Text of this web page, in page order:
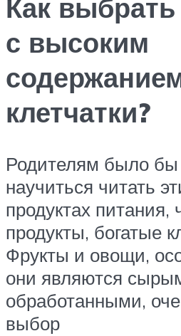
Как
с высоким
клетчатки?
Родителям было бы
научиться читать
продуктах
продукты, богатые
Фрукты и овощи,
они являются
обработанными,
выбор